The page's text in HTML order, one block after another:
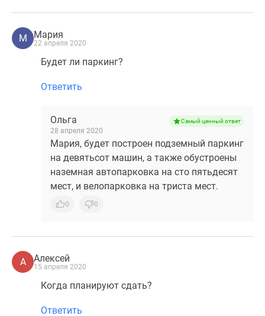
М Мария
22 апреля 2020
Будет ли паркинг?
Ответить
Ольга
28 апреля 2020
Самый ценный ответ
Мария, будет построен подземный паркинг
на девятьсот машин, а также обустроены
наземная автопарковка на сто пятьдесят
мест, и велопарковка на триста мест.
0 0
А Алексей
15 апреля 2020
Когда планируют сдать?
Ответить